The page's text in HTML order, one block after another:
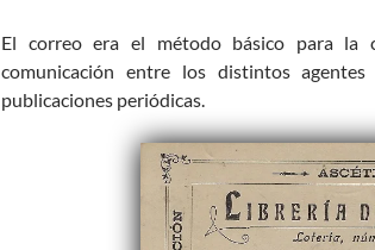
El correo era el método básico para la
comunicación entre los distintos
publicaciones periódicas.